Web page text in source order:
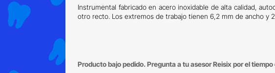
Instrumental fabricado en acero inoxidable de alta calidad,
otro recto. Los extremos de trabajo tienen 6,2 mm de ancho y
Producto bajo pedido. Pregunta a tu asesor Reisix por el tiempo